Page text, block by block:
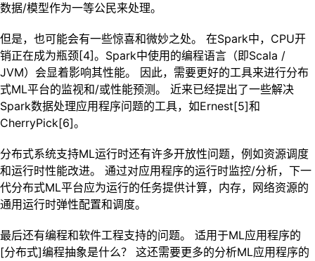
数据/模型作为一等公民来处理。
但是，也可能会有一些惊喜和微妙之处。 在Spark中，CPU开
销正在成为瓶颈[4]。Spark中使用的编程语言（即Scala /
JVM）会显着影响其性能。 因此，需要更好的工具来进行分布
式ML平台的监视和/或性能预测。 近来已经提出了一些解决
Spark数据处理应用程序问题的工具，如Ernest[5]和
CherryPick[6]。
分布式系统支持ML运行时还有许多开放性问题，例如资源调度
和运行时性能改进。 通过对应用程序的运行时监控/分析，下一
代分布式ML平台应为运行的任务提供计算，内存，网络资源的
通用运行时弹性配置和调度。
最后还有编程和软件工程支持的问题。 适用于ML应用程序的
[分布式]编程抽象是什么？ 这还需要更多的分析ML应用程序的